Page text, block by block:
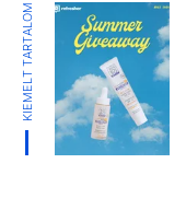
KIEMELT TARTALOM